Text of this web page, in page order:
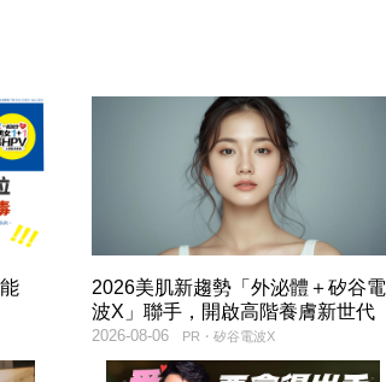
2026美肌新趨勢「外泌體＋矽谷電
波X」聯手，開啟高階養膚新世代
PR・矽谷電波X
2026-08-06